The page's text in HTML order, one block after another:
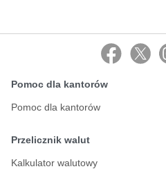
Pomoc dla kantorów
Pomoc dla kantorów
Przelicznik walut
Kalkulator walutowy